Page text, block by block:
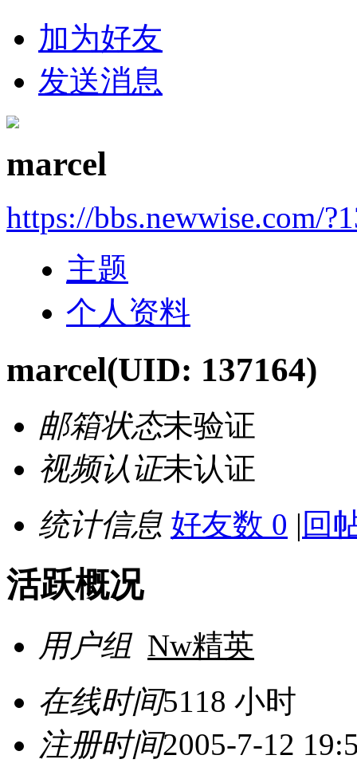
加为好友
发送消息
marcel
https://bbs.newwise.com/
主题
个人资料
marcel(UID: 137164)
邮箱状态未验证
视频认证未认证
统计信息 好友数 0 | 回
活跃概况
用户组 Nw精英
在线时间5118 小时
注册时间2005-7-12